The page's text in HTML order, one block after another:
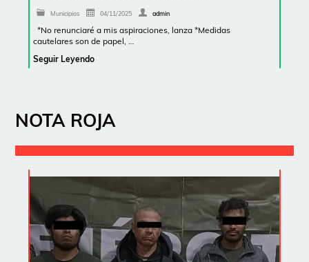
Municipios 04/11/2025 admin
*No renunciaré a mis aspiraciones, lanza *Medidas
cautelares son de papel, …
Seguir Leyendo
NOTA ROJA